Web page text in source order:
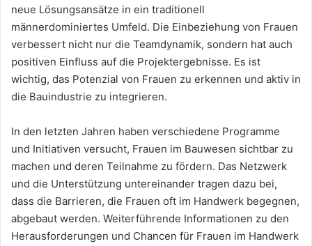
neue Lösungsansätze in ein traditionell
männerdominiertes Umfeld. Die Einbeziehung von Frauen
verbessert nicht nur die Teamdynamik, sondern hat auch
positiven Einfluss auf die Projektergebnisse. Es ist
wichtig, das Potenzial von Frauen zu erkennen und aktiv in
die Bauindustrie zu integrieren.
In den letzten Jahren haben verschiedene Programme
und Initiativen versucht, Frauen im Bauwesen sichtbar zu
machen und deren Teilnahme zu fördern. Das Netzwerk
und die Unterstützung untereinander tragen dazu bei,
dass die Barrieren, die Frauen oft im Handwerk begegnen,
abgebaut werden. Weiterführende Informationen zu den
Herausforderungen und Chancen für Frauen im Handwerk